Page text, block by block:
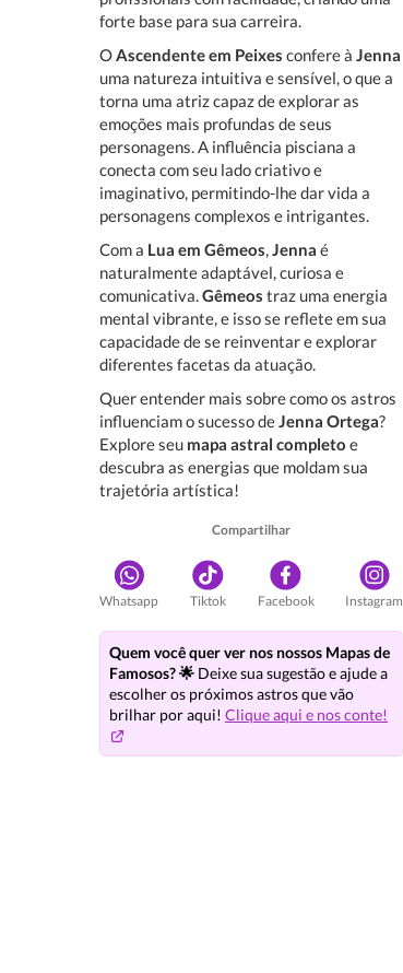
forte base para sua carreira.
OAscendente em Peixes confere à Jenna
uma natureza intuitiva e sensível, o que a
torna uma atriz capaz de explorar as
emoções mais profundas de seus
personagens. A influência pisciana a
conecta com seu lado criativo e
imaginativo, permitindo-lhe dar vida a
personagens complexos e intrigantes.
Com a Lua em Gêmeos,Jenna é
naturalmente adaptável, curiosa e
comunicativa.Gêmeos traz uma energia
mental vibrante, e isso se reflete em sua
capacidade de se reinventar e explorar
diferentes facetas da atuação.
Quer entender mais sobre como os astros
influenciam o sucesso deJenna Ortega?
Explore seu mapa astral completo e
descubra as energias que moldam sua
trajetória artística!
Compartilhar
Whatsapp Tiktok Facebook Instagram
Quem você quer ver nos nossos Mapas de
Famosos? 🌟 Deixe sua sugestão e ajude a
escolher os próximos astros que vão
brilhar por aqui! Clique aqui e nos conte!